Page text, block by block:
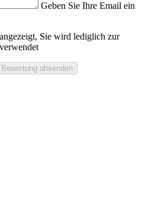
Geben Sie Ihre Email ein
Sie wird lediglich zur
Bewertung absenden